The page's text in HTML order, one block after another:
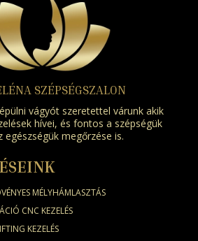
SZÉPSÉGSZALON
vágyót szeretettel várunk akik
hívei, és fontos a szépségük
egészségük megőrzése is.
MÉLYHÁMLASZTÁS
CNC KEZELÉS
KEZELÉS